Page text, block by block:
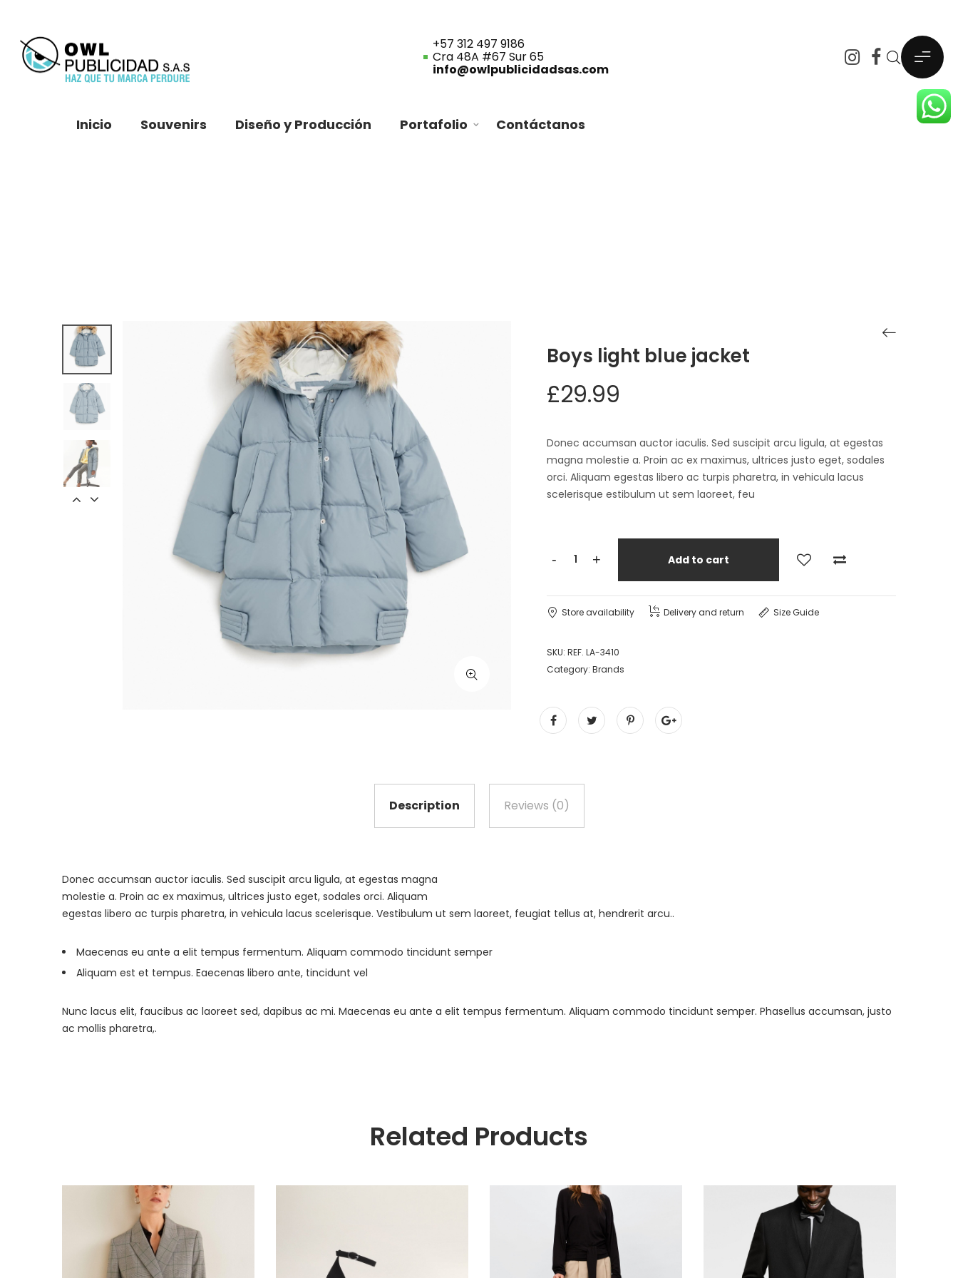
+57 312 497 9186
Cra 48A #67 Sur 65
info@owlpublicidadsas.com
Inicio Souvenirs Diseño y Producción Portafolio Contáctanos
Boys light blue jacket
£29.99
Donec accumsan auctor iaculis. Sed suscipit arcu ligula, at egestas
magna molestie a. Proin ac ex maximus, ultrices justo eget, sodales
orci. Aliquam egestas libero ac turpis pharetra, in vehicula lacus
scelerisque estibulum ut sem laoreet, feu
-
light
jacket
quantity
+ Add to cart
Store availability Delivery and return Size Guide
SKU: REF. LA-3410
Category: Brands
Description Reviews (0)
Donec accumsan auctor iaculis. Sed suscipit arcu ligula, at egestas magna
molestie a. Proin ac ex maximus, ultrices justo eget, sodales orci. Aliquam
egestas libero ac turpis pharetra, in vehicula lacus scelerisque. Vestibulum ut sem laoreet, feugiat tellus at, hendrerit arcu..
Maecenas eu ante a elit tempus fermentum. Aliquam commodo tincidunt semper
Aliquam est et tempus. Eaecenas libero ante, tincidunt vel
Nunc lacus elit, faucibus ac laoreet sed, dapibus ac mi. Maecenas eu ante a elit tempus fermentum. Aliquam commodo tincidunt semper. Phasellus accumsan, justo
ac mollis pharetra,.
Related Products